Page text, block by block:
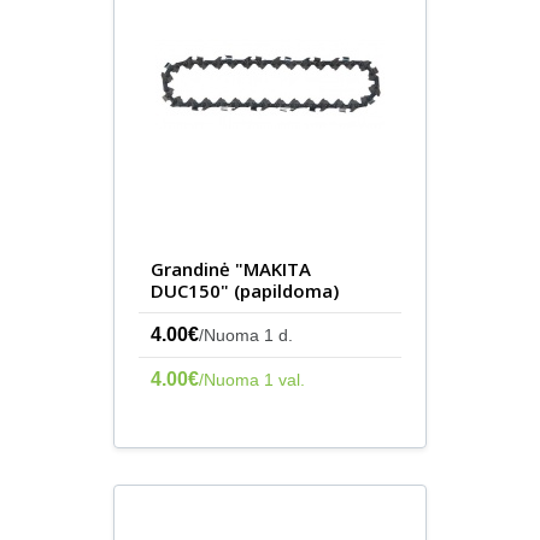
Grandinė "MAKITA
DUC150" (papildoma)
4.00€/Nuoma 1 d.
4.00€/Nuoma 1 val.